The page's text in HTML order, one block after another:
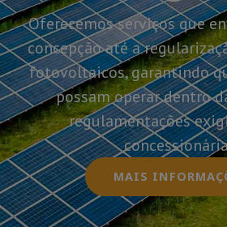
Oferecemos serviços que
concepção até a
fotovoltaicos, garantindo
possam operar dentro
regulamentações
MAIS